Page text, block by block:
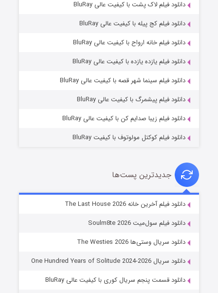
خاندان اژدها فصل ۳
دانلود فیلم لاک پشت با کیفیت عالی BluRay
دانلود فیلم کج‌ پیله با کیفیت عالی BluRay
دانلود فیلم خانه ارواح با کیفیت عالی BluRay
دانلود فیلم یازده یازده با کیفیت عالی BluRay
دانلود فیلم سینما شهر قصه با کیفیت عالی BluRay
دانلود فیلم پیشمرگ با کیفیت عالی BluRay
دانلود فیلم زیبا صدایم کن با کیفیت عالی BluRay
دانلود فیلم کوکتل مولوتوف با کیفیت BluRay
جدیدترین پست‌ها
دانلود فیلم آخرین خانه The Last House 2026
دانلود فیلم سول‌میت Soulm8te 2026
دانلود سریال وستی‌ها The Westies 2026
دانلود سریال One Hundred Years of Solitude 2024-2026
دانلود قسمت پنجم سریال کوری با کیفیت عالی BluRay